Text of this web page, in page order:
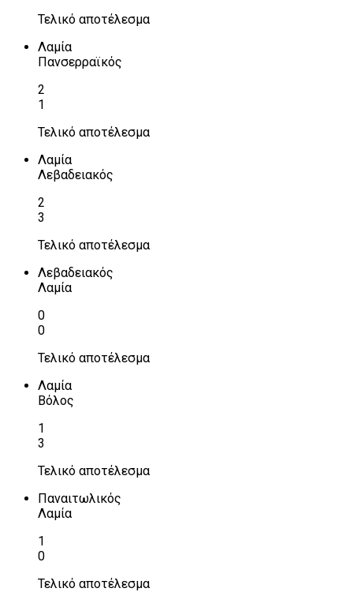
Τελικό αποτέλεσμα
Λαμία
Πανσερραϊκός
2
1
Τελικό αποτέλεσμα
Λαμία
Λεβαδειακός
2
3
Τελικό αποτέλεσμα
Λεβαδειακός
Λαμία
0
0
Τελικό αποτέλεσμα
Λαμία
Βόλος
1
3
Τελικό αποτέλεσμα
Παναιτωλικός
Λαμία
1
0
Τελικό αποτέλεσμα